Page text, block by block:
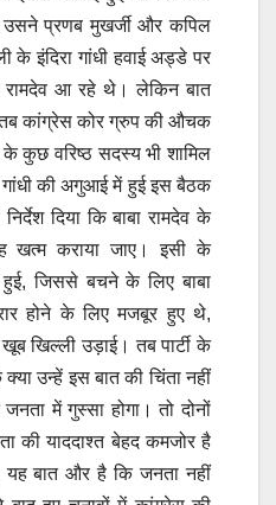
प्रणब मुखर्जी और कपिल
के इंदिरा गांधी हवाई अड्डे पर
रामदेव आ रहे थे। लेकिन बात
तब कांग्रेस कोर ग्रुप की औचक
कुछ वरिष्ठ सदस्य भी शामिल
गांधी की अगुआई में हुई इस बैठक
दिया कि बाबा रामदेव के
खत्म कराया जाए। इसी के
हुई, जिससे बचने के लिए बाबा
होने के लिए मजबूर हुए थे,
खिल्ली उड़ाई। तब पार्टी के
उन्हें इस बात की चिंता नहीं
में गुस्सा होगा। तो दोनों
की याददाश्त बेहद कमजोर है
बात और है कि जनता नहीं